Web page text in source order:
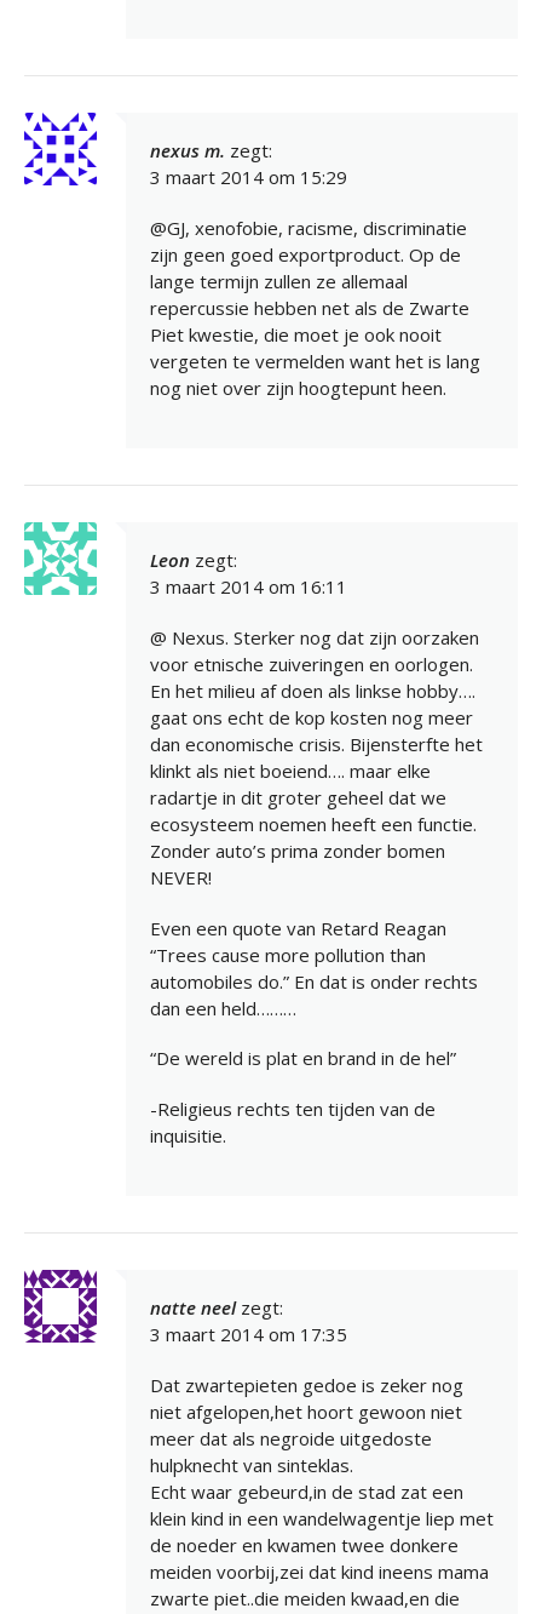
nexus m. zegt:
3 maart 2014 om 15:29
@GJ, xenofobie, racisme, discriminatie
zijn geen goed exportproduct. Op de
lange termijn zullen ze allemaal
repercussie hebben net als de Zwarte
Piet kwestie, die moet je ook nooit
vergeten te vermelden want het is lang
nog niet over zijn hoogtepunt heen.
Leon zegt:
3 maart 2014 om 16:11
@ Nexus. Sterker nog dat zijn oorzaken
voor etnische zuiveringen en oorlogen.
En het milieu af doen als linkse hobby….
gaat ons echt de kop kosten nog meer
dan economische crisis. Bijensterfte het
klinkt als niet boeiend…. maar elke
radartje in dit groter geheel dat we
ecosysteem noemen heeft een functie.
Zonder auto’s prima zonder bomen
NEVER!
Even een quote van Retard Reagan
“Trees cause more pollution than
automobiles do.” En dat is onder rechts
dan een held………
“De wereld is plat en brand in de hel”
-Religieus rechts ten tijden van de
inquisitie.
natte neel zegt:
3 maart 2014 om 17:35
Dat zwartepieten gedoe is zeker nog
niet afgelopen,het hoort gewoon niet
meer dat als negroide uitgedoste
hulpknecht van sinteklas.
Echt waar gebeurd,in de stad zat een
klein kind in een wandelwagentje liep met
de noeder en kwamen twee donkere
meiden voorbij,zei dat kind ineens mama
zwarte piet..die meiden kwaad,en die